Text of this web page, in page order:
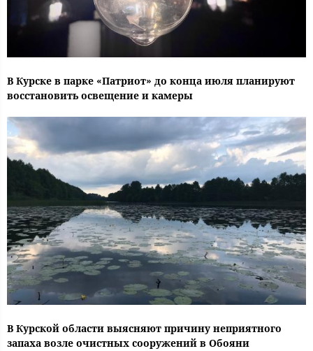
В Курске в парке «Патриот» до конца июля планируют
восстановить освещение и камеры
В Курской области выясняют причину неприятного
запаха возле очистных сооружений в Обояни